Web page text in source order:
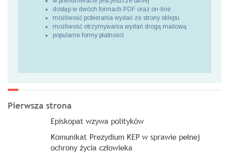
dostęp w dwóch formach PDF oraz on-line
możliwość pobierania wydań ze strony sklepu
możliwość otrzymywania wydań drogą mailową
popularne formy płatności
Pierwsza strona
Episkopat wzywa polityków
Komunikat Prezydium KEP w sprawie pełnej
ochrony życia człowieka